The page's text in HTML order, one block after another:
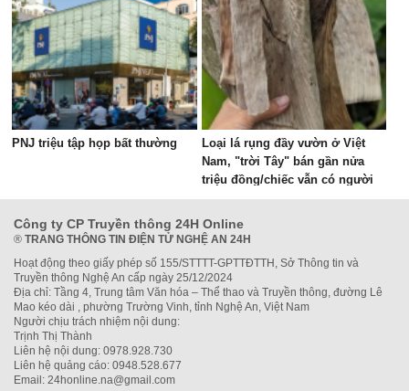
PNJ triệu tập họp bất thường
Loại lá rụng đầy vườn ở Việt
Nam, "trời Tây" bán gần nửa
triệu đồng/chiếc vẫn có người
mua
Công ty CP Truyền thông 24H Online
® TRANG THÔNG TIN ĐIỆN TỬ NGHỆ AN 24H
Hoạt động theo giấy phép số 155/STTTT-GPTTĐTTH, Sở Thông tin và
Truyền thông Nghệ An cấp ngày 25/12/2024
Địa chỉ: Tầng 4, Trung tâm Văn hóa – Thể thao và Truyền thông, đường Lê
Mao kéo dài , phường Trường Vinh, tỉnh Nghệ An, Việt Nam
Người chịu trách nhiệm nội dung:
Trịnh Thị Thành
Liên hệ nội dung: 0978.928.730
Liên hệ quảng cáo: 0948.528.677
Email: 24honline.na@gmail.com